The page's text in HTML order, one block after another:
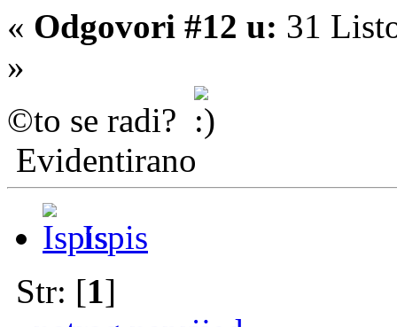
« Odgovori #12 u: 31
»
©to se radi?
Evidentirano
Ispis
Str: [1]